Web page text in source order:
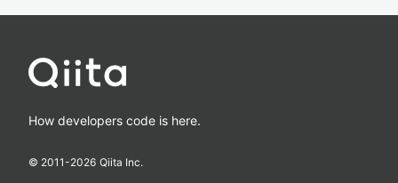
How developers code is here.
© 2011-2026 Qiita Inc.